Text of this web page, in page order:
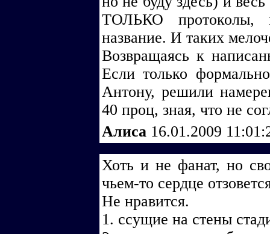
ТОЛЬКО протоколы,
название. И таких
Возвращаясь к
Если только
Антону, решили
40 проц, зная, что не
Алиса 16.01.2009
Хоть и не фанат, но
чьем-то сердце
Не нравится.
1. ссущие на стены